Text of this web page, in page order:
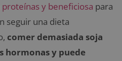
proteínas y beneficiosa para
seguir una dieta
comer demasiada soja
hormonas y puede